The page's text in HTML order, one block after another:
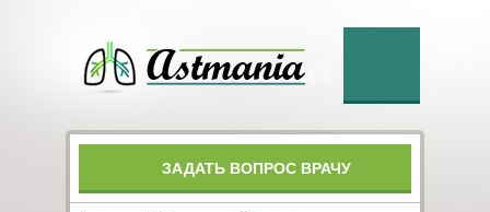
ЗАДАТЬ ВОПРОС ВРАЧУ